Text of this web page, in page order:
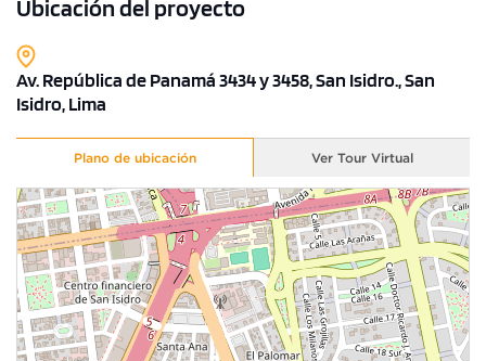
Ubicación del proyecto
Av. República de Panamá 3434 y 3458, San Isidro., San
Isidro, Lima
Plano de ubicación Ver Tour Virtual